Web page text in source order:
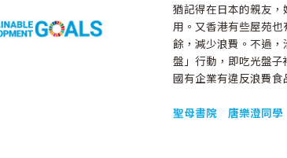
猶記得在日本的親友
用。又香港有些屋苑
餘，減少浪費。不過
盤」行動，即吃光盤
國有企業有違反浪費
聖母書院 唐樂澄同學